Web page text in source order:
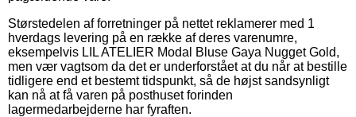
Størstedelen af forretninger på nettet reklamerer med 1
hverdags levering på en række af deres varenumre,
eksempelvis LIL ATELIER Modal Bluse Gaya Nugget Gold,
men vær vagtsom da det er underforstået at du når at bestille
tidligere end et bestemt tidspunkt, så de højst sandsynligt
kan nå at få varen på posthuset forinden
lagermedarbejderne har fyraften.